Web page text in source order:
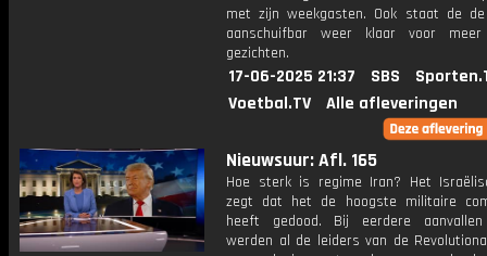
met zijn weekgasten. Ook staat de de
aanschuifbar weer klaar voor meer
gezichten.
17-06-2025 21:37 SBS
Voetbal.TV
Alle afleveringen
Nieuwsuur: Afl. 165
Hoe sterk is regime Iran? Het
zegt dat het de hoogste militaire
heeft gedood. Bij eerdere
werden al de leiders van de